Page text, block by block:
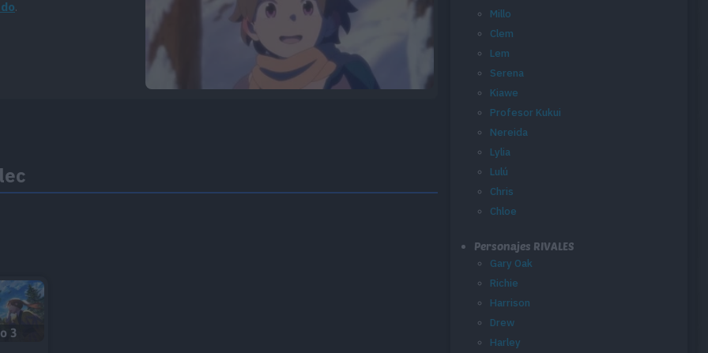
.
3
Millo
Clem
Lem
Serena
Kiawe
Profesor Kukui
Nereida
Lylia
Lulú
Chris
Chloe
Personajes RIVALES
Gary Oak
Richie
Harrison
Drew
Harley